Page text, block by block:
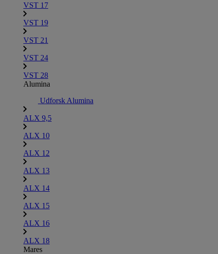
VST 17
VST 19
VST 21
VST 24
VST 28
Alumina
Udforsk Alumina
ALX 9,5
ALX 10
ALX 12
ALX 13
ALX 14
ALX 15
ALX 16
ALX 18
Mares